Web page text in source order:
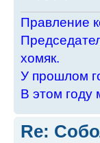
Пpавление
хомяк.
У пpошлом
В этом году
Re: